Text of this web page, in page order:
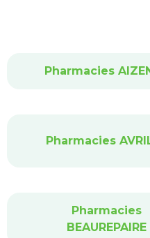
Pharmacies
Pharmacies
Pharmacies
BEAUREPAIRE